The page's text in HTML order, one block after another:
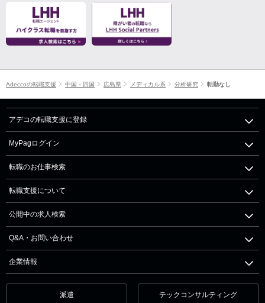
Adeccoの転職支援 中国・四国 広島県 メディカル系 分析研究 転勤なし
アデコの転職支援に登録
MyPagログイン
転職のお仕事検索
転職支援について
公開中の求人検索
Q&A・お問い合わせ
企業情報
派遣 テックコンサルティング